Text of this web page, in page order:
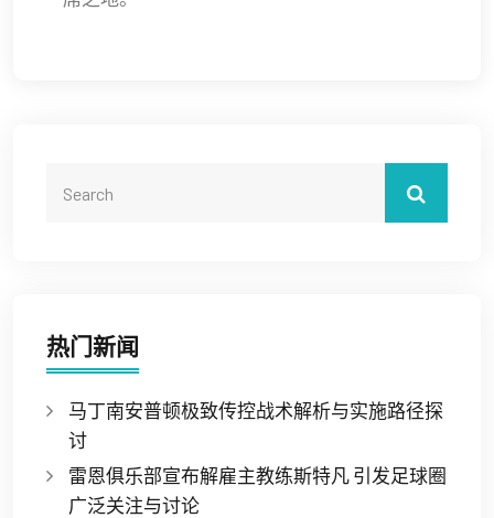
热门新闻
马丁南安普顿极致传控战术解析与实施路径探
讨
雷恩俱乐部宣布解雇主教练斯特凡 引发足球圈
广泛关注与讨论